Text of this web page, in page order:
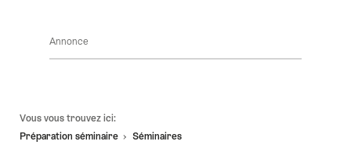
Annonce
Vous vous trouvez ici:
Préparation séminaire
Séminaires